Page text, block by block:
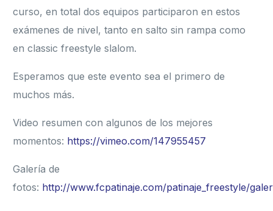
curso, en total dos equipos participaron en estos
exámenes de nivel, tanto en salto sin rampa como
en classic freestyle slalom.
Esperamos que este evento sea el primero de
muchos más.
Video resumen con algunos de los mejores
momentos: https://vimeo.com/147955457
Galería de
fotos: http://www.fcpatinaje.com/patinaje_freestyle/